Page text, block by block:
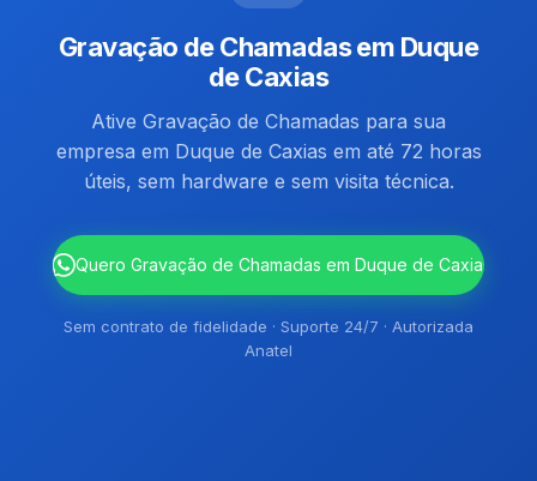
Gravação de Chamadas em Duque
de Caxias
Ative Gravação de Chamadas para sua
empresa em Duque de Caxias em até 72 horas
úteis, sem hardware e sem visita técnica.
Quero Gravação de Chamadas em Duque de Caxias
Sem contrato de fidelidade · Suporte 24/7 · Autorizada
Anatel